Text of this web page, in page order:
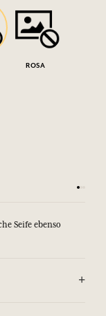
ROSA
Sehen
Seife ebenso